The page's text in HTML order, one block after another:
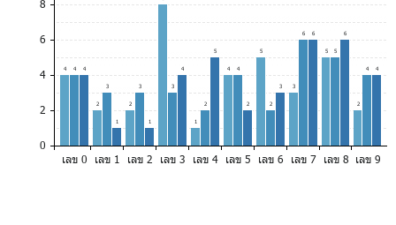
8
6
4
2
0
4 4 4
2
3
1
2
3
1
3
4
1
2
5
4 4
2
5
2
3 3
6 6
5 5
6
2
4 4
เลข 0 เลข 1 เลข 2 เลข 3 เลข 4 เลข 5 เลข 6 เลข 7 เลข 8 เลข 9